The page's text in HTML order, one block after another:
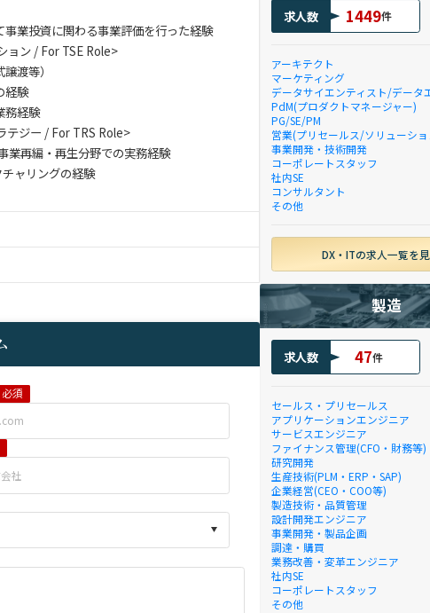
業投資に関わる事業評価を行った経験
ョン / For TSE Role>
渡等）
経験
務経験
テジー / For TRS Role>
業再編・再生分野での実務経験
ャリングの経験
必須
求人数 1449件
アーキテクト
マーケティング
データサイエンティスト/データ
PdM(プロダクトマネージャー)
PG/SE/PM
営業(プリセールス/ソリューシ
事業開発・技術開発
コーポレートスタッフ
社内SE
コンサルタント
その他
DX・ITの求人一覧を
製造
求人数 47件
セールス・プリセールス
アプリケーションエンジニア
サービスエンジニア
ファイナンス管理(CFO・財務等)
研究開発
生産技術(PLM・ERP・SAP)
企業経営(CEO・COO等)
製造技術・品質管理
設計開発エンジニア
事業開発・製品企画
調達・購買
業務改善・変革エンジニア
社内SE
コーポレートスタッフ
その他